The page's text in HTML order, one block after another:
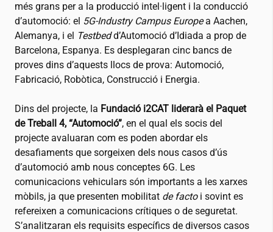
més grans per a la producció intel·ligent i la conducció
d’automoció: el 5G-Industry Campus Europea Aachen,
Alemanya, i el Testbedd’Automoció d’Idiada a prop de
Barcelona, Espanya. Es desplegaran cinc bancs de
proves dins d’aquests llocs de prova: Automoció,
Fabricació, Robòtica, Construcció i Energia.
Dins del projecte, la Fundació i2CAT liderarà el Paquet
de Treball 4, “Automoció”, en el qual els socis del
projecte avaluaran com es poden abordar els
desafiaments que sorgeixen dels nous casos d’ús
d’automoció amb nous conceptes 6G. Les
comunicacions vehiculars són importants a les xarxes
mòbils, ja que presenten mobilitat de factoi sovint es
refereixen a comunicacions crítiques o de seguretat.
S’analitzaran els requisits específics de diversos casos